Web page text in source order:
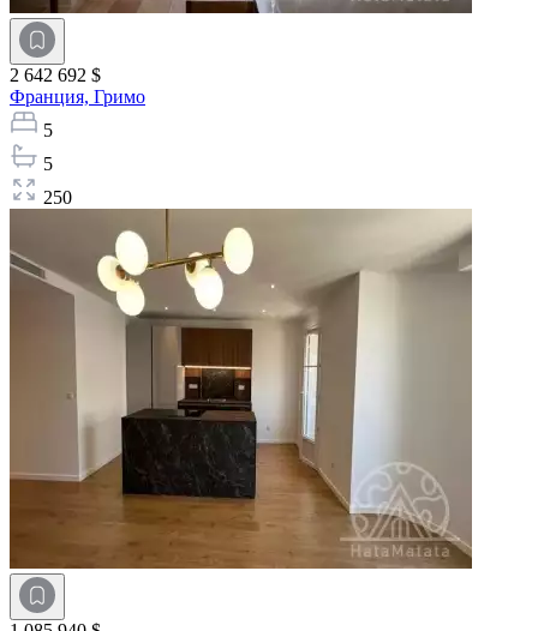
2 642 692 $
Франция, Гримо
5
5
250